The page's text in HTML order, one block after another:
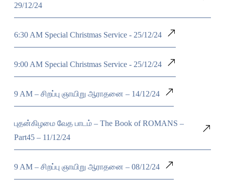
29/12/24
6:30 AM Special Christmas Service - 25/12/24
9:00 AM Special Christmas Service - 25/12/24
9 AM – சிறப்பு ஞாயிறு ஆராதனை – 14/12/24
புதன்கிழமை வேத பாடம் – The Book of ROMANS –
Part45 – 11/12/24
9 AM – சிறப்பு ஞாயிறு ஆராதனை – 08/12/24